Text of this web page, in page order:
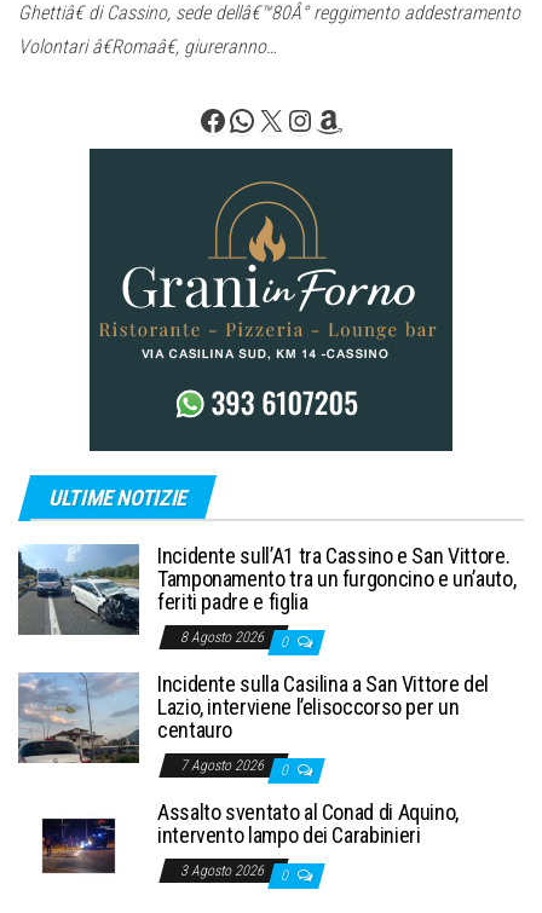
Ghettiâ€ di Cassino, sede dellâ€™80Â° reggimento addestramento
Volontari â€Romaâ€, giureranno…
Facebook
WhatsApp
X Instagram
Amazon
ULTIME NOTIZIE
Incidente sull’A1 tra Cassino e San Vittore.
Tamponamento tra un furgoncino e un’auto,
feriti padre e figlia
8 Agosto 2026 0
Incidente sulla Casilina a San Vittore del
Lazio, interviene l’elisoccorso per un
centauro
7 Agosto 2026 0
Assalto sventato al Conad di Aquino,
intervento lampo dei Carabinieri
3 Agosto 2026 0